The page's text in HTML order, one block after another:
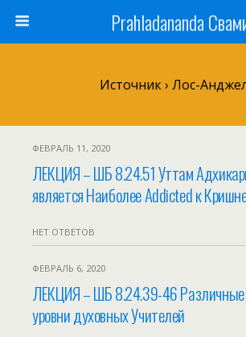
Prahladananda
Источник › Лос-
ФЕВРАЛЬ 11, 2020
ЛЕКЦИЯ – ШБ 8.24.51 Уттам
является Наиболее Addicted к
НЕТ ОТВЕТОВ
ФЕВРАЛЬ 6, 2020
ЛЕКЦИЯ – ШБ 8.24.39-46 Различные
уровни духовных Учителей